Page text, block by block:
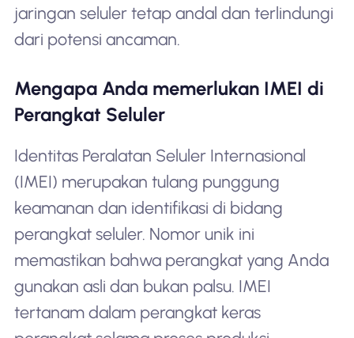
jaringan seluler tetap andal dan terlindungi
dari potensi ancaman.
Mengapa Anda memerlukan IMEI di
Perangkat Seluler
Identitas Peralatan Seluler Internasional
(IMEI) merupakan tulang punggung
keamanan dan identifikasi di bidang
perangkat seluler. Nomor unik ini
memastikan bahwa perangkat yang Anda
gunakan asli dan bukan palsu. IMEI
tertanam dalam perangkat keras